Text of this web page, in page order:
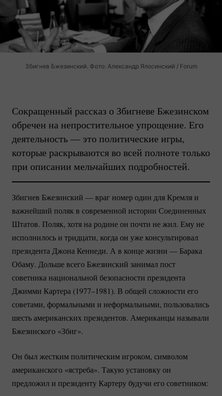
Збигнев Бжезинский. Фото: Александр Ялосинский / Forum
Сокращенный рассказ о Збигневе Бжезинском
обречен на непростительное упрощение. Его
деятельность — это политические игры,
которые раскрываются во всей полноте только
при описании мельчайших подробностей.
Збигнев Бжезинский — враг номер один для Кремля и
важнейший поляк в современной истории Соединенных
Штатов. Поляк, хотя на родине он почти не жил. Ему не
исполнилось и тридцати, когда он уже консультировал
президента Джона Кеннеди. А в конце жизни — Барака
Обаму. Дольше всего Бжезинский занимал пост
советника национальной безопасности президента
Джимми Картера (1977–1981). В общей сложности его
советами, формальными и неформальными, пользовались
шесть американских президентов. Американцы называли
Бжезинского «Збиг».
Он был жестким политическим игроком, символом
американского «ястреба». Такую установку он
предложил и президенту Картеру будучи его советником: